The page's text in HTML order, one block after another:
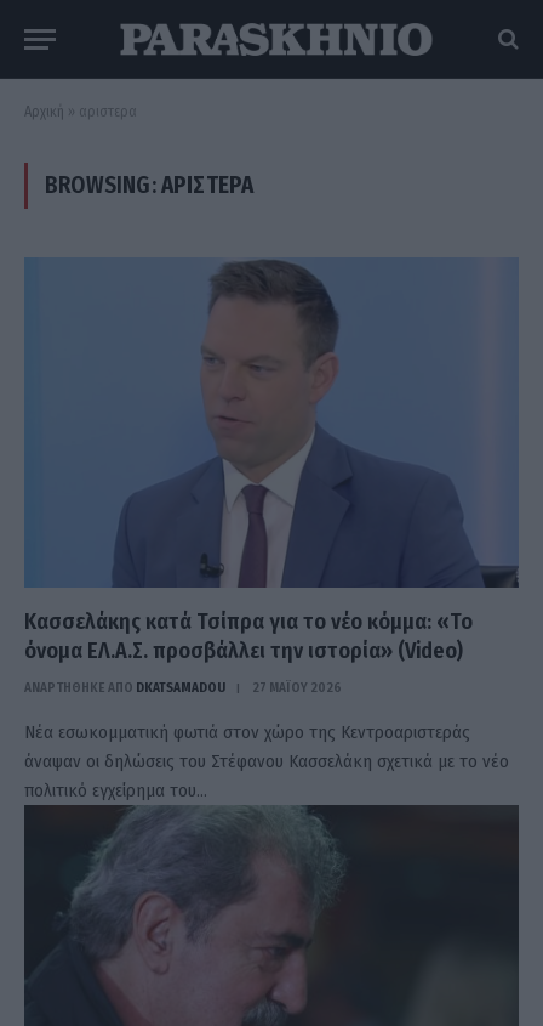
Αρχική » αριστερα
BROWSING:ΑΡΙΣΤΕΡΑ
Κασσελάκης κατά Τσίπρα για το νέο κόμμα: «Το
όνομα ΕΛ.Α.Σ. προσβάλλει την ιστορία» (Video)
ΑΝΑΡΤΗΘΗΚΕ ΑΠΟ DKATSAMADOU 27 ΜΑΪ́ΟΥ 2026
Νέα εσωκομματική φωτιά στον χώρο της Κεντροαριστεράς
άναψαν οι δηλώσεις του Στέφανου Κασσελάκη σχετικά με το νέο
πολιτικό εγχείρημα του…